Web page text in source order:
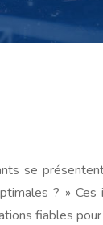
se
? »
fiables